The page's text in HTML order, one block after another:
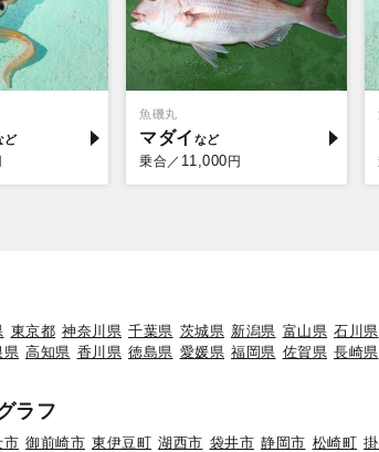
魚磯丸
マダイ
乗合／ 11,000 円
東京都 神奈川県 千葉県 茨城県 新潟県 富山県 石川県
県 高知県 香川県 徳島県 愛媛県 福岡県 佐賀県 長崎県
ラフ
市 御前崎市 東伊豆町 湖西市 袋井市 静岡市 松崎町